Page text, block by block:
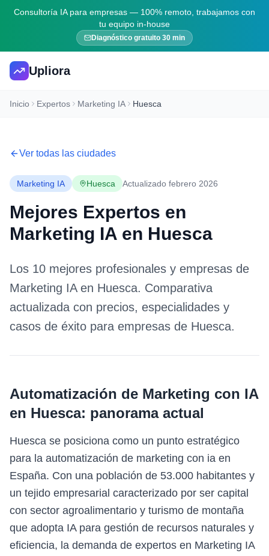
Consultoría IA para empresas — 100% remoto, trabajamos con
tu equipo in-house
Diagnóstico gratuito 30 min
Upliora
Inicio Expertos Marketing IA Huesca
Ver todas las ciudades
Marketing IA Huesca Actualizado febrero 2026
Mejores Expertos en
Marketing IA en Huesca
Los 10 mejores profesionales y empresas de
Marketing IAen Huesca. Comparativa
actualizada con precios, especialidades y
casos de éxito para empresas de Huesca.
Automatización de Marketing con IA
en Huesca: panorama actual
Huesca se posiciona como un punto estratégico
para la automatización de marketing con ia en
España. Con una población de 53.000 habitantes y
un tejido empresarial caracterizado por ser capital
con sector agroalimentario y turismo de montaña
que adopta IA para gestión de recursos naturales y
eficiencia, la demanda de expertos en Marketing IA